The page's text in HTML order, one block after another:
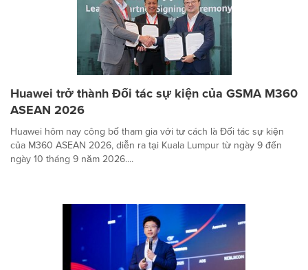
Huawei trở thành Đối tác sự kiện của GSMA M360
ASEAN 2026
Huawei hôm nay công bố tham gia với tư cách là Đối tác sự kiện
của M360 ASEAN 2026, diễn ra tại Kuala Lumpur từ ngày 9 đến
ngày 10 tháng 9 năm 2026....